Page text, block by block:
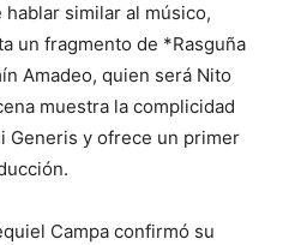
similar al músico,
un fragmento de *Rasguña
Amadeo, quien será Nito
muestra la complicidad
Generis y ofrece un primer
Campa confirmó su